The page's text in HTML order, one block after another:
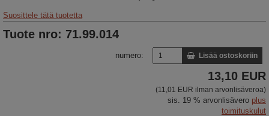
Suosittele tätä tuotetta
Tuote nro: 71.99.014
numero: Lisää ostoskoriin
13,10 EUR
(11,01 EUR ilman arvonlisäveroa)
sis. 19 % arvonlisävero plus
toimituskulut